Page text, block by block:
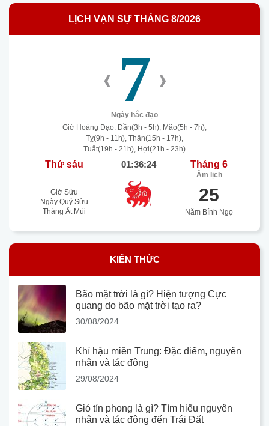
LỊCH VẠN SỰ THÁNG 8/2026
‹ 7 ›
Ngày hắc đạo
Giờ Hoàng Đạo: Dần(3h - 5h), Mão(5h - 7h),
Tỵ(9h - 11h), Thân(15h - 17h),
Tuất(19h - 21h), Hợi(21h - 23h)
Thứ sáu 01:36:25 Tháng 6
Âm lịch
Giờ Sửu
Ngày Quý Sửu
Tháng Ất Mùi
25
Năm Bính Ngọ
KIẾN THỨC
Bão mặt trời là gì? Hiện tượng Cực
quang do bão mặt trời tạo ra?
30/08/2024
Khí hậu miền Trung: Đặc điểm, nguyên
nhân và tác động
29/08/2024
Gió tín phong là gì? Tìm hiểu nguyên
nhân và tác động đến Trái Đất